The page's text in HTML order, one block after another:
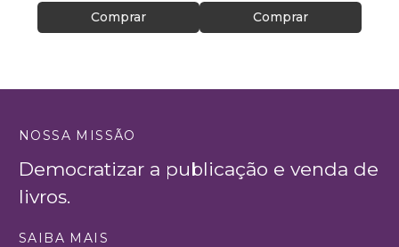
Comprar Comprar
NOSSA MISSÃO
Democratizar a publicação e venda de
livros.
SAIBA MAIS